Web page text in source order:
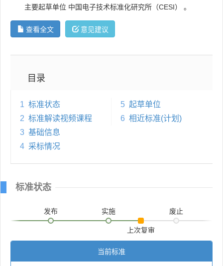
主要起草单位 中国电子技术标准化研究所（CESI） 。
查看全文 意见建议
目录
1 标准状态
2 标准解读视频课程
3 基础信息
4 采标情况
5 起草单位
6 相近标准(计划)
标准状态
发布 实施
上次复审
废止
当前标准